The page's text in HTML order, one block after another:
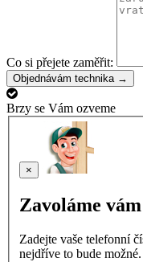
Co si přejete zaměřit:
Objednávám technika →
Brzy se Vám ozveme
×
Zavoláme vám
Zadejte vaše telefonní
nejdříve to bude možné.